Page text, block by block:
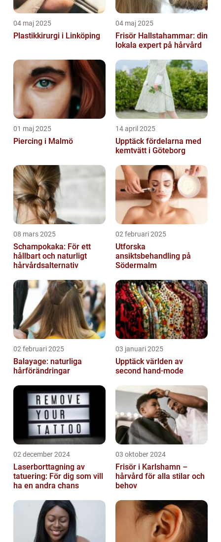
04 maj 2025
Plastikkirurgi i Linköping
04 maj 2025
Frisör Hallstahammar: din
lokala expert på hårvård
01 maj 2025
Piercing i Malmö
14 april 2025
Upptäck fördelarna med
kemtvätt i Göteborg
08 mars 2025
Schampokaka: För ett
hållbart och naturligt
hårvårdsalternativ
02 februari 2025
Utforska
ansiktsbehandling på
Södermalm
02 februari 2025
Balayage: naturliga
hårförändringar
03 januari 2025
Upptäck världen av
second hand-mode
02 december 2024
Laserborttagning av
tatuering: För dig som vill
ha en andra chans
03 oktober 2024
Frisör i Karlshamn –
hårvård för alla stilar och
behov